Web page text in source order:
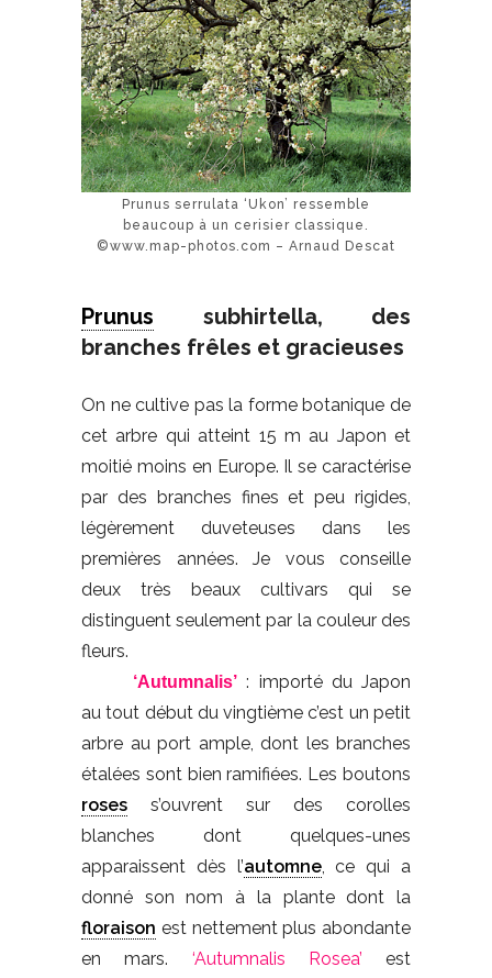
Prunus serrulata ‘Ukon’ ressemble
beaucoup à un cerisier classique.
©www.map-photos.com – Arnaud Descat
Prunus subhirtella, des
branches frêles et gracieuses
On ne cultive pas la forme botanique de
cet arbre qui atteint 15 m au Japon et
moitié moins en Europe. Il se caractérise
par des branches fines et peu rigides,
légèrement duveteuses dans les
premières années. Je vous conseille
deux très beaux cultivars qui se
distinguent seulement par la couleur des
fleurs.
‘Autumnalis’: importé du Japon
au tout début du vingtième c’est un petit
arbre au port ample, dont les branches
étalées sont bien ramifiées. Les boutons
roses s’ouvrent sur des corolles
blanches dont quelques-unes
apparaissent dès l’automne, ce qui a
donné son nom à la plante dont la
floraison est nettement plus abondante
en mars. ‘Autumnalis Rosea’ est